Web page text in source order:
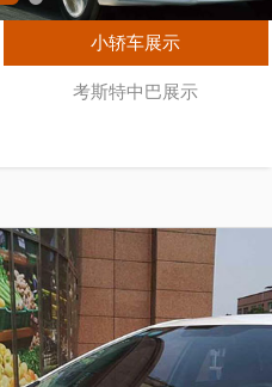
小轿车展示
考斯特中巴展示